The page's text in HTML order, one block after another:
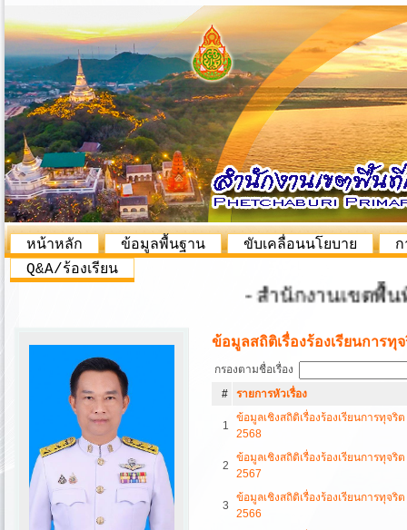
หน้าหลัก ข้อมูลพื้นฐาน ขับเคลื่อนนโยบาย
Q&A/ร้องเรียน
- สำนักงานเขตพื้นที่ก
ข้อมูลสถิติเรื่องร้องเรียนการ
กรองตามชื่อเรื่อง
#
รายการหัวเรื่อง
1
ข้อมูลเชิงสถิติเรื่องร้องเรียนการทุจ
2568
2
ข้อมูลเชิงสถิติเรื่องร้องเรียนการทุจ
2567
3
ข้อมูลเชิงสถิติเรื่องร้องเรียนการทุจ
2566